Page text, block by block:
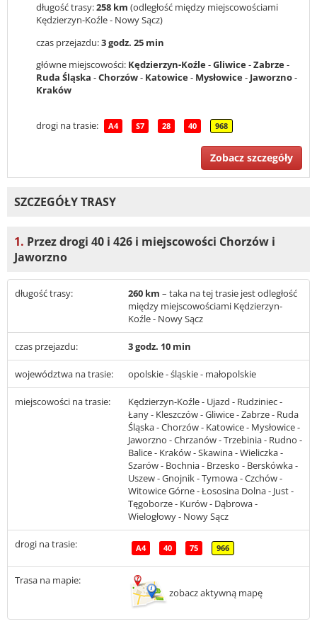
długość trasy:258 km (odległość między miejscowościami
Kędzierzyn-Koźle - Nowy Sącz)
czas przejazdu:3 godz. 25 min
główne miejscowości: Kędzierzyn-Koźle-Gliwice-Zabrze-
Ruda Śląska -Chorzów- Katowice- Mysłowice- Jaworzno-
Kraków
drogi na trasie: A4 S7 28 40 968
Zobacz szczegóły
SZCZEGÓŁY TRASY
1. Przez drogi 40 i 426 i miejscowości Chorzów i
Jaworzno
długość trasy: 260 km – taka na tej trasie jest odległość
między miejscowościami Kędzierzyn-
Koźle - Nowy Sącz
czas przejazdu: 3 godz. 10 min
województwa na trasie: opolskie - śląskie - małopolskie
miejscowości na trasie:
Kędzierzyn-Koźle - Ujazd - Rudziniec -
Łany - Kleszczów - Gliwice - Zabrze - Ruda
Śląska - Chorzów - Katowice - Mysłowice -
Jaworzno - Chrzanów - Trzebinia - Rudno -
Balice - Kraków - Skawina - Wieliczka -
Szarów - Bochnia - Brzesko - Berskówka -
Uszew - Gnojnik - Tymowa - Czchów -
Witowice Górne - Łososina Dolna - Just -
Tęgoborze - Kurów - Dąbrowa -
Wielogłowy - Nowy Sącz
drogi na trasie: A4 40 75 966
Trasa na mapie:
zobacz aktywną mapę